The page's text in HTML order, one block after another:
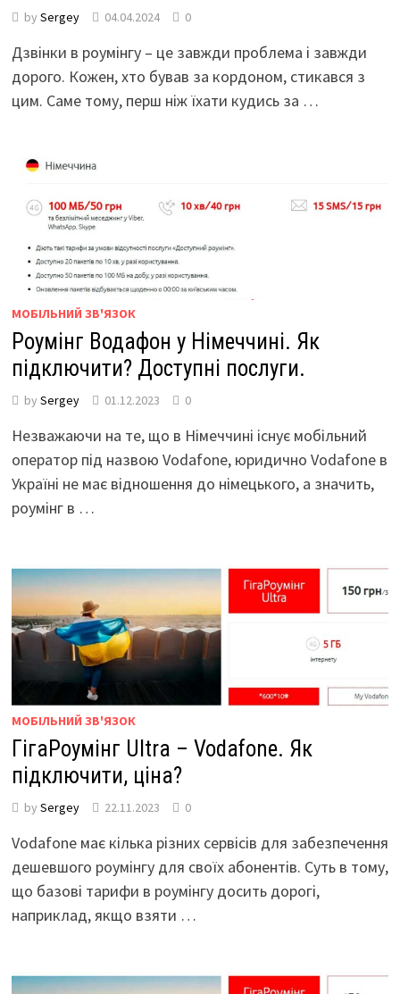
by Sergey 04.04.2024 0
Дзвінки в роумінгу – це завжди проблема і завжди
дорого. Кожен, хто бував за кордоном, стикався з
цим. Саме тому, перш ніж їхати кудись за …
МОБІЛЬНИЙ ЗВ'ЯЗОК
Роумінг Водафон у Німеччині. Як
підключити? Доступні послуги.
by Sergey 01.12.2023 0
Незважаючи на те, що в Німеччині існує мобільний
оператор під назвою Vodafone, юридично Vodafone в
Україні не має відношення до німецького, а значить,
роумінг в …
МОБІЛЬНИЙ ЗВ'ЯЗОК
ГігаРоумінг Ultra – Vodafone. Як
підключити, ціна?
by Sergey 22.11.2023 0
Vodafone має кілька різних сервісів для забезпечення
дешевшого роумінгу для своїх абонентів. Суть в тому,
що базові тарифи в роумінгу досить дорогі,
наприклад, якщо взяти …